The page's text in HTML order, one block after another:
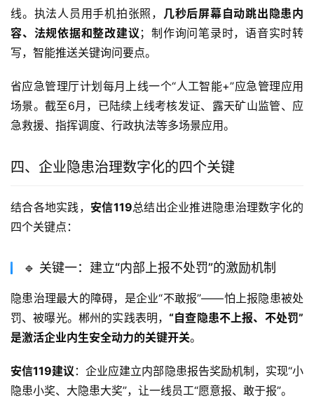
线。执法人员用手机拍张照， 几秒后屏幕自动跳出隐患内
容、法规依据和整改建议 ；制作询问笔录时，语音实时转
写，智能推送关键询问要点。
省应急管理厅计划每月上线一个“人工智能+”应急管理应用
场景。截至6月，已陆续上线考核发证、露天矿山监管、应
急救援、指挥调度、行政执法等多场景应用。
四、企业隐患治理数字化的四个关键
结合各地实践， 安信119总结出企业推进隐患治理数字化的
四个关键点：
🔹 关键一：建立“内部上报不处罚”的激励机制
隐患治理最大的障碍，是企业“不敢报”——怕上报隐患被处
罚、被曝光。郴州的实践表明，“自查隐患不上报、不处罚”
是激活企业内生安全动力的关键开关。
安信119建议 ：企业应建立内部隐患报告奖励机制，实现“小
隐患小奖、大隐患大奖”，让一线员工“愿意报、敢于报”。